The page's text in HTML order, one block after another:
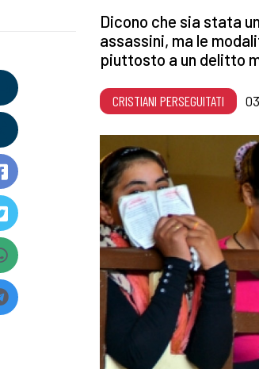
Dicono che sia stata
assassini, ma le
piuttosto a un delitto
CRISTIANI PERSEGUITATI